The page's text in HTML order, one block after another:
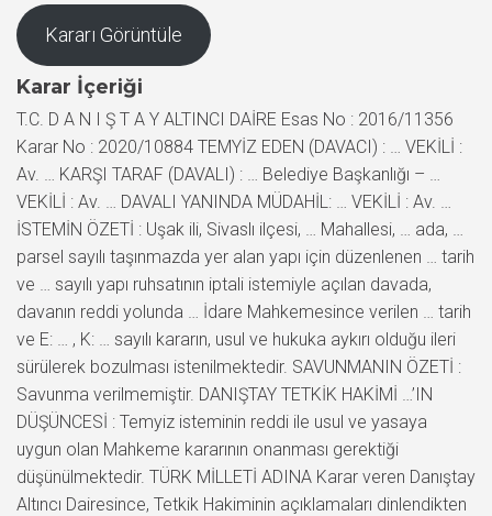
Kararı Görüntüle
Karar İçeriği
T.C. D A N I Ş T A Y ALTINCI DAİRE Esas No : 2016/11356
Karar No : 2020/10884 TEMYİZ EDEN (DAVACI) : … VEKİLİ :
Av. … KARŞI TARAF (DAVALI) : … Belediye Başkanlığı – …
VEKİLİ : Av. … DAVALI YANINDA MÜDAHİL: … VEKİLİ : Av. …
İSTEMİN ÖZETİ : Uşak ili, Sivaslı ilçesi, … Mahallesi, … ada, …
parsel sayılı taşınmazda yer alan yapı için düzenlenen … tarih
ve … sayılı yapı ruhsatının iptali istemiyle açılan davada,
davanın reddi yolunda … İdare Mahkemesince verilen … tarih
ve E: … , K: … sayılı kararın, usul ve hukuka aykırı olduğu ileri
sürülerek bozulması istenilmektedir. SAVUNMANIN ÖZETİ :
Savunma verilmemiştir. DANIŞTAY TETKİK HAKİMİ …’IN
DÜŞÜNCESİ : Temyiz isteminin reddi ile usul ve yasaya
uygun olan Mahkeme kararının onanması gerektiği
düşünülmektedir. TÜRK MİLLETİ ADINA Karar veren Danıştay
Altıncı Dairesince, Tetkik Hakiminin açıklamaları dinlendikten